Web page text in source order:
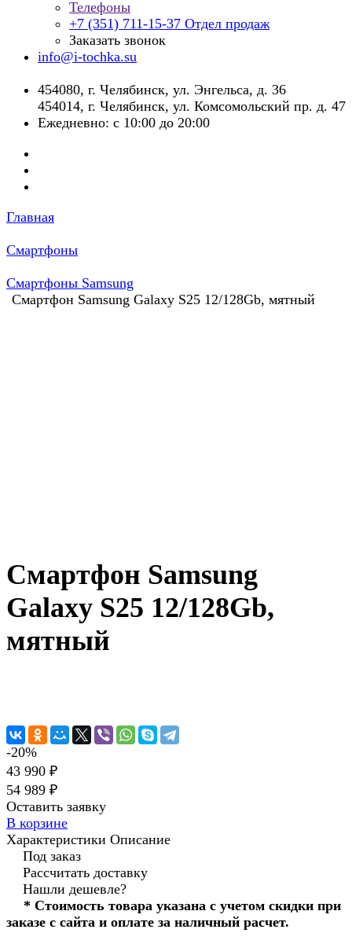
Телефоны
+7 (351) 711-15-37 Отдел продаж
Заказать звонок
info@i-tochka.su
​454080, г. Челябинск, ул. Энгельса, д. 36
454014, г. Челябинск, ул. Комсомольский пр. д. 47
Ежедневно: с 10:00 до 20:00
Главная
Смартфоны
Смартфоны Samsung
Смартфон Samsung Galaxy S25 12/128Gb, мятный
Смартфон Samsung
Galaxy S25 12/128Gb,
мятный
-20%
43 990 ₽
54 989 ₽
Оставить заявку
В корзине
Характеристики Описание
Под заказ
Рассчитать доставку
Нашли дешевле?
* Стоимость товара указана с учетом скидки при
заказе с сайта и оплате за наличный расчет.